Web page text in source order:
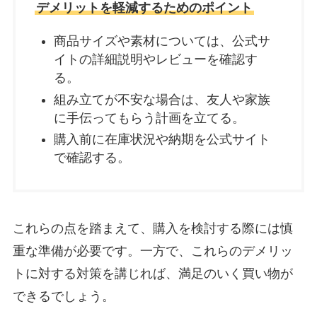
デメリットを軽減するためのポイント
商品サイズや素材については、公式サ
イトの詳細説明やレビューを確認す
る。
組み立てが不安な場合は、友人や家族
に手伝ってもらう計画を立てる。
購入前に在庫状況や納期を公式サイト
で確認する。
これらの点を踏まえて、購入を検討する際には慎
重な準備が必要です。一方で、これらのデメリッ
トに対する対策を講じれば、満足のいく買い物が
できるでしょう。